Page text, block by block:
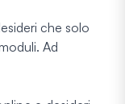
che solo
Ad